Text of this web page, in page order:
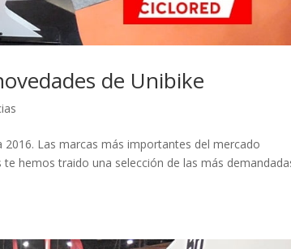
de Unibike
Las marcas más importantes del mercado
hemos traido una selección de las más